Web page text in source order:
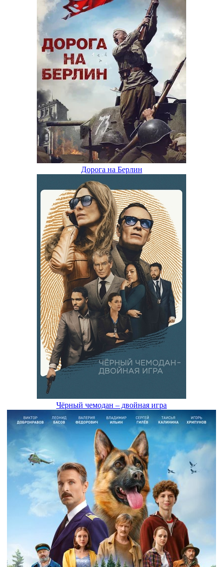
Дорога на Берлин
Чёрный чемодан – двойная игра